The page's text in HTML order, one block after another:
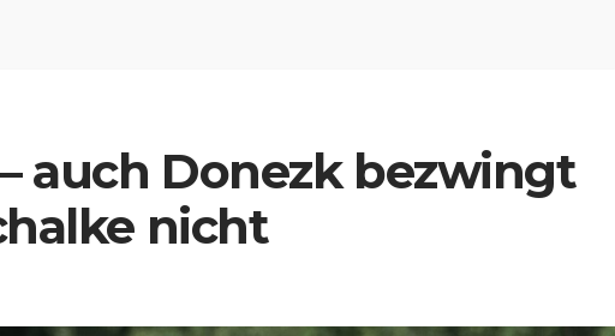
auch Donezk bezwingt
nicht